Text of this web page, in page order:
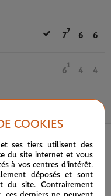
7
7
6 6
6
1
4 4
COOKIES
et ses tiers utilisent des
du site internet et vous
à vos centres d'intérêt.
déposés et sont
du site. Contrairement